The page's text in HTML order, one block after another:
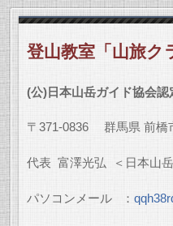
登山教室「山旅ク
(公)日本山岳ガイド協会
〒 371-0836 群馬県 前橋
代表 富澤光弘 ＜日本山
パソコンメール ：